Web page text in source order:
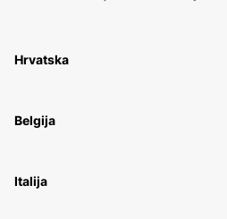
Hrvatska
Belgija
Italija